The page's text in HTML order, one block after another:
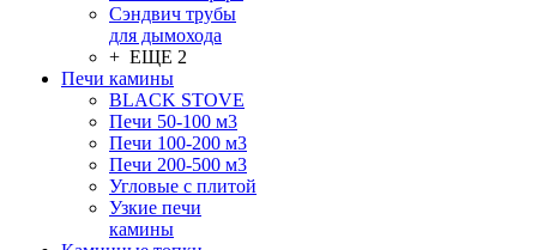
Сэндвич трубы
для дымохода
+ ЕЩЕ 2
Печи камины
BLACK STOVE
Печи 50-100 м3
Печи 100-200 м3
Печи 200-500 м3
Угловые с плитой
Узкие печи
камины